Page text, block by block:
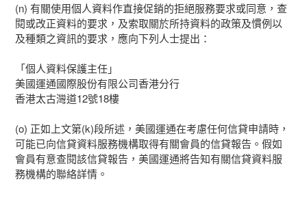
(n) 有關使用個人資料作直接促銷的拒絕服務要求或同意，查
閱或改正資料的要求，及索取關於所持資料的政策及慣例以
及種類之資訊的要求，應向下列人士提出：
「個人資料保護主任」
美國運通國際股份有限公司香港分行
香港太古灣道12號18樓
(o) 正如上文第(k)段所述，美國運通在考慮任何信貸申請時，
可能已向信貸資料服務機構取得有關會員的信貸報告。假如
會員有意查閱該信貸報告，美國運通將告知有關信貸資料服
務機構的聯絡詳情。